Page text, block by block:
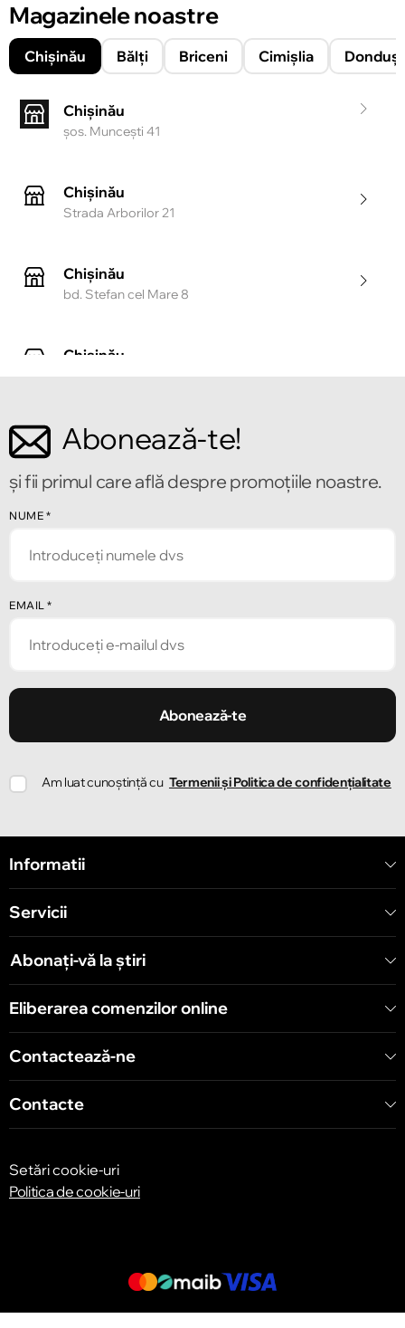
Magazinele noastre
Chișinău Bălți Briceni Cimișlia
Chișinău
şos. Munceşti 41
Chișinău
Strada Arborilor 21
Chișinău
bd. Stefan cel Mare 8
Chișinău
Chișinău
Strada Ion Creangă 78
Strada Mitropolit Varlaam 58
Chișinău
Abonează-te!
și fii primul care află despre promoțiile noastre.
NUME *
EMAIL *
Abonează-te
Am luat cunoștință cu Termenii și Politica de confidențialitate
Informatii
Servicii
Abonați-vă la știri
Eliberarea comenzilor online
Contactează-ne
Contacte
Setări cookie-uri
Politica de cookie-uri